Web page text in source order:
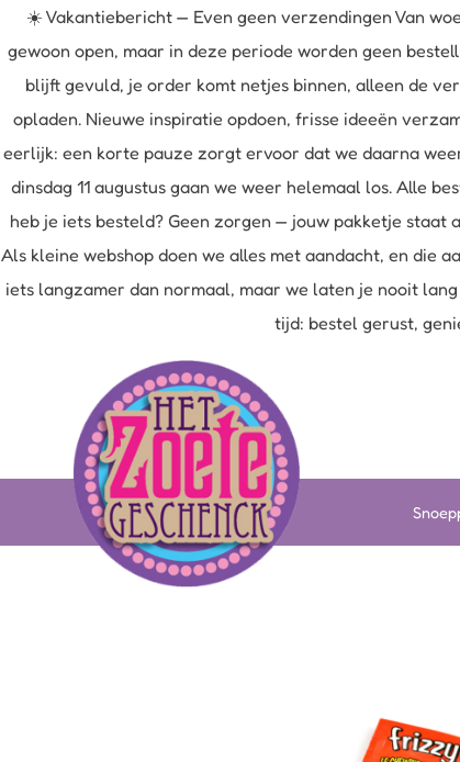
☀️ Vakantiebericht — Even geen verzendingen Van
gewoon open, maar in deze periode worden geen
blijft gevuld, je order komt netjes binnen, alleen de
opladen. Nieuwe inspiratie opdoen, frisse ideeën
eerlijk: een korte pauze zorgt ervoor dat we daarna
dinsdag 11 augustus gaan we weer helemaal los. Alle
heb je iets besteld? Geen zorgen — jouw pakketje
Als kleine webshop doen we alles met aandacht, en die
iets langzamer dan normaal, maar we laten je nooit
tijd: bestel gerust,